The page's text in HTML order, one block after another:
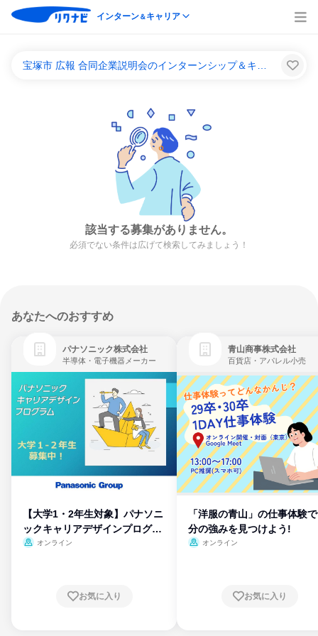
インターン＆キャリア
該当する募集がありません。
必須でない条件は広げて検索してみましょう！
あなたへのおすすめ
パナソニック株式会社
半導体・電子機器メーカー
【大学1・2年生対象】パナソニ
ックキャリアデザインプログラ
ム
オンライン
お気に入り
青山商事株式会社
百貨店・アパレル小売
「洋服の青山」の仕事体験
分の強みを見つけよう!
オンライン
お気に入り